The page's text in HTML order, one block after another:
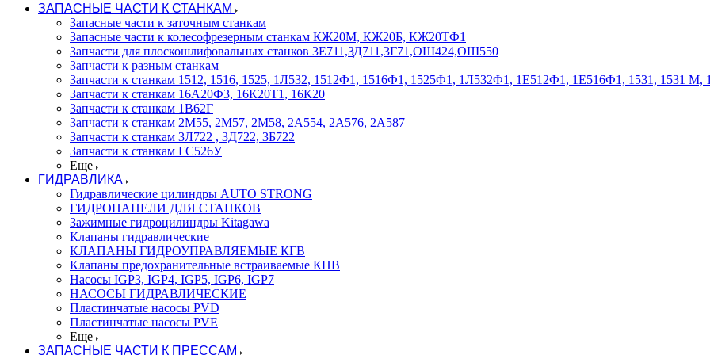
ЗАПАСНЫЕ ЧАСТИ К СТАНКАМ
Запасные части к заточным станкам
Запасные части к колесофрезерным станкам КЖ20М, КЖ20Б, КЖ20ТФ1
Запчасти для плоскошлифовальных станков 3Е711,ЗД711,3Г71,ОШ424,ОШ550
Запчасти к разным станкам
Запчасти к станкам 1512, 1516, 1525, 1Л532, 1512Ф1, 1516Ф1, 1525Ф1, 1Л532Ф1, 1Е512Ф1, 1Е516Ф1, 1531, 1531
Запчасти к станкам 16А20Ф3, 16К20Т1, 16К20
Запчасти к станкам 1В62Г
Запчасти к станкам 2М55, 2М57, 2М58, 2А554, 2А576, 2А587
Запчасти к станкам 3Л722 , 3Д722, 3Б722
Запчасти к станкам ГС526У
Еще
ГИДРАВЛИКА
Гидравлические цилиндры AUTO STRONG
ГИДРОПАНЕЛИ ДЛЯ СТАНКОВ
Зажимные гидроцилиндры Kitagawa
Клапаны гидравлические
КЛАПАНЫ ГИДРОУПРАВЛЯЕМЫЕ КГВ
Клапаны предохранительные встраиваемые КПВ
Насосы IGP3, IGP4, IGP5, IGP6, IGP7
НАСОСЫ ГИДРАВЛИЧЕСКИЕ
Пластинчатые насосы PVD
Пластинчатые насосы PVE
Еще
ЗАПАСНЫЕ ЧАСТИ К ПРЕССАМ